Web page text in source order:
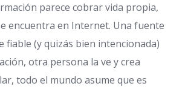
parece cobrar vida propia,
encuentra en Internet. Una fuente
fiable (y quizás bien intencionada)
otra persona la ve y crea
todo el mundo asume que es